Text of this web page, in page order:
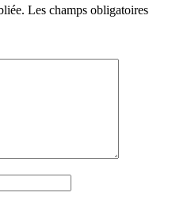
Les champs obligatoires